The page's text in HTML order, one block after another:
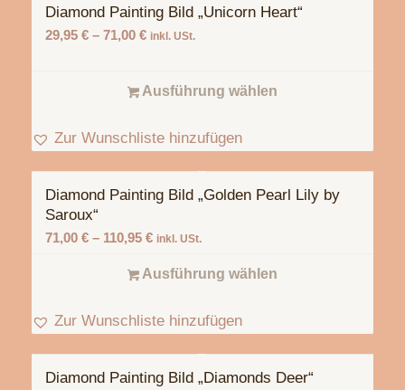
Diamond Painting Bild „Unicorn Heart“
29,95 €– 71,00 € inkl. USt.
Ausführung wählen
Zur Wunschliste hinzufügen
Diamond Painting Bild „Golden Pearl Lily by
Saroux“
71,00 €– 110,95 € inkl. USt.
Ausführung wählen
Zur Wunschliste hinzufügen
Diamond Painting Bild „Diamonds Deer“